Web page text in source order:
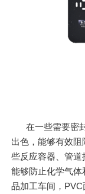
在一些需要密
出色，能够有效
些反应容器、管道
能够防止化学气
品加工车间，